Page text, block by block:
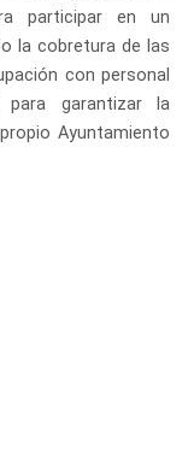
participar en un
la cobretura de las
con personal
garantizar la
Ayuntamiento